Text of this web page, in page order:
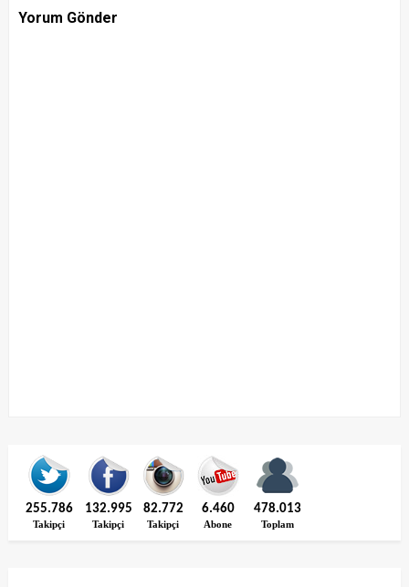
Yorum Gönder
255.786
Takipçi
132.995
Takipçi
82.772
Takipçi
6.460
Abone
478.013
Toplam